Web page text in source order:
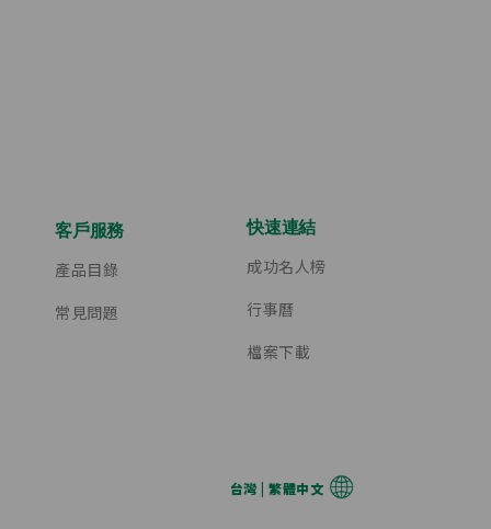
客戶服務
產品目錄
常見問題
快速連結
成功名人榜
行事曆
檔案下載
台灣 | 繁體中文